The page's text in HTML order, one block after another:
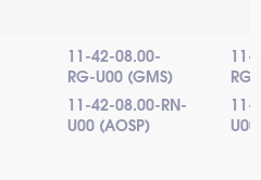
11-42-08.00-
RG-U00 (GMS)
11-42-08.00-RN-
U00 (AOSP)
11-
11-